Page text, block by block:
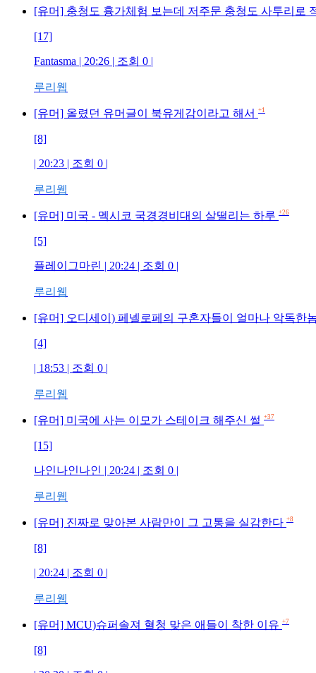
[유머] 충청도 흉가체험 보는데 저주문 충청도 사투리로
[17]
Fantasma | 20:26 | 조회 0 |
루리웹
[유머] 올렸던 유머글이 북유게감이라고 해서 +1
[8]
| 20:23 | 조회 0 |
루리웹
[유머] 미국 - 멕시코 국경경비대의 살떨리는 하루 +26
[5]
플레이그마린 | 20:24 | 조회 0 |
루리웹
[유머] 오디세이) 페넬로페의 구혼자들이 얼마나 악독한
[4]
| 18:53 | 조회 0 |
루리웹
[유머] 미국에 사는 이모가 스테이크 해주신 썰 +37
[15]
나인나인나인 | 20:24 | 조회 0 |
루리웹
[유머] 진짜로 맞아본 사람만이 그 고통을 실감한다 +8
[8]
| 20:24 | 조회 0 |
루리웹
[유머] MCU)슈퍼솔져 혈청 맞은 애들이 착한 이유 +7
[8]